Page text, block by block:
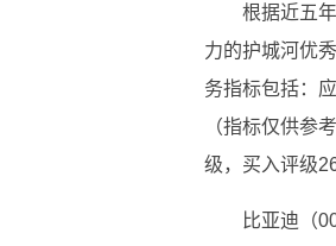
根据近五
力的护城河优
务指标包括：
（指标仅供参
级，买入评级
比亚迪（